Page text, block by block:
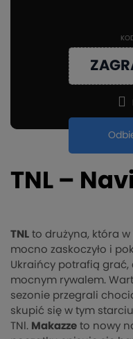
TNL – Navi
TNL to drużyna, która
mocno zaskoczyło i
Ukraińcy potrafią grać,
mocnym rywalem.
sezonie przegrali
skupić się w tym
TNl. Makazze to nowy